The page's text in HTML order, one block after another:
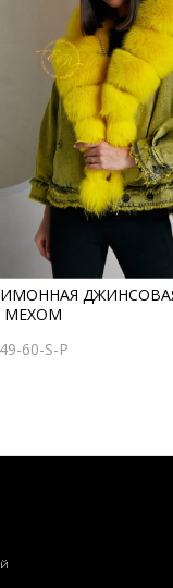
МЕХОМ
60-S-P